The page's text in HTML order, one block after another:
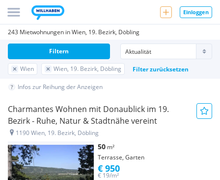
Einloggen
243 Mietwohnungen in Wien, 19. Bezirk, Döbling
Wien Wien, 19. Bezirk, Döbling Filter zurücksetzen
Filtern
Infos zur Reihung der Anzeigen
Charmantes Wohnen mit Donaublick im 19.
Bezirk - Ruhe, Natur & Stadtnähe vereint
1190 Wien, 19. Bezirk, Döbling
50 m²
Terrasse, Garten
€ 19/m²
€ 950